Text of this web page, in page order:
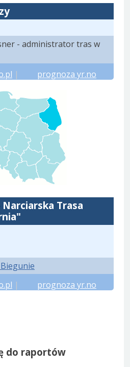
- administrator tras w
| prognoza yr.no
Trasa
| prognoza yr.no
do raportów